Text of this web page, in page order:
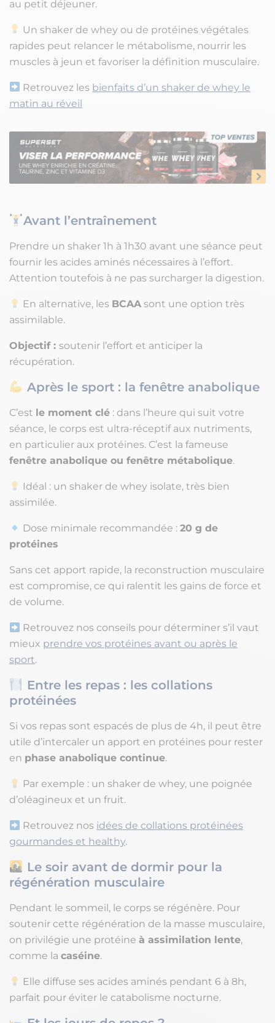
au petit déjeuner.
Un shaker de whey ou de protéines végétales
rapides peut relancer le métabolisme, nourrir les
muscles à jeun et favoriser la définition musculaire.
Retrouvez les bienfaits d’un shaker de whey le
matin au réveil
Avant l’entraînement
Prendre un shaker 1h à 1h30 avant une séance peut
fournir les acides aminés nécessaires à l’effort.
Attention toutefois à ne pas surcharger la digestion.
En alternative, les BCAA sont une option très
assimilable.
Objectif : soutenir l’effort et anticiper la
récupération.
Après le sport : la fenêtre anabolique
C’est le moment clé : dans l’heure qui suit votre
séance, le corps est ultra-réceptif aux nutriments,
en particulier aux protéines. C’est la fameuse
fenêtre anabolique ou fenêtre métabolique.
Idéal : un shaker de whey isolate, très bien
assimilée.
Dose minimale recommandée :20 g de
protéines
Sans cet apport rapide, la reconstruction musculaire
est compromise, ce qui ralentit les gains de force et
de volume.
Retrouvez nos conseils pour déterminer s’il vaut
mieux prendre vos protéines avant ou après le
sport.
Entre les repas : les collations
protéinées
Si vos repas sont espacés de plus de 4h, il peut être
utile d’intercaler un apport en protéines pour rester
en phase anabolique continue.
Par exemple : un shaker de whey, une poignée
d’oléagineux et un fruit.
Retrouvez nos idées de collations protéinées
gourmandes et healthy.
Le soir avant de dormir pour la
régénération musculaire
Pendant le sommeil, le corps se régénère. Pour
soutenir cette régénération de la masse musculaire,
on privilégie une protéine à assimilation lente,
comme la caséine.
Elle diffuse ses acides aminés pendant 6 à 8h,
parfait pour éviter le catabolisme nocturne.